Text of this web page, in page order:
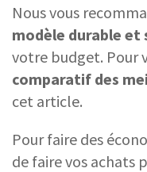
Nous vous
modèle durable et
votre budget. Pour
comparatif des
cet article.
Pour faire des
de faire vos achats